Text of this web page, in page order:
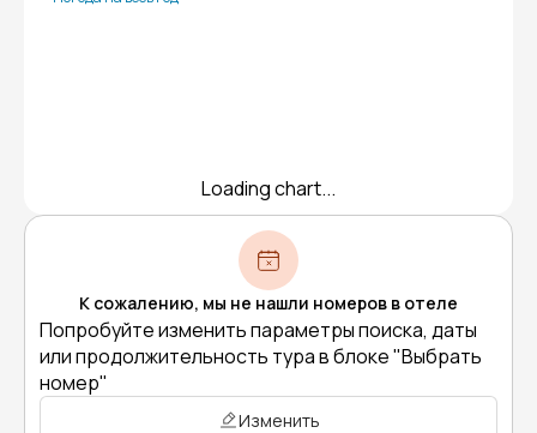
Loading chart...
К сожалению, мы не нашли номеров в отеле
Попробуйте изменить параметры поиска, даты
или продолжительность тура в блоке "Выбрать
номер"
Изменить